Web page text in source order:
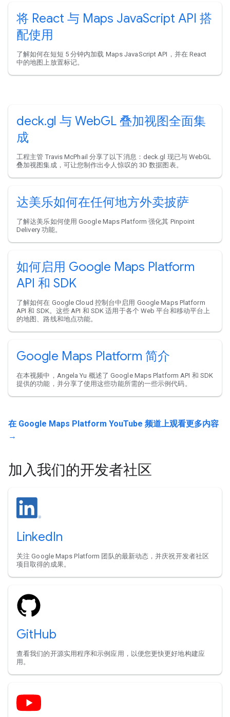
将 React 与 Maps JavaScript API 搭
配使用
了解如何在短短 5 分钟内加载 Maps JavaScript API，并在 React
中的地图上放置标记。
deck.gl 与 WebGL 叠加视图全面集
成
工程主管 Travis McPhail 分享了以下消息：deck.gl 现已与 WebGL
叠加视图集成，可让您制作出令人惊叹的 3D 数据图表。
达美乐如何在任何地方外卖披萨
了解达美乐如何使用 Google Maps Platform 强化其 Pinpoint
Delivery 功能。
如何启用 Google Maps Platform
API 和 SDK
了解如何在 Google Cloud 控制台中启用 Google Maps Platform
API 和 SDK。这些 API 和 SDK 适用于各个 Web 平台和移动平台上
的地图、路线和地点功能。
Google Maps Platform 简介
在本视频中，Angela Yu 概述了 Google Maps Platform API 和 SDK
提供的功能，并分享了使用这些功能所需的一些示例代码。
在 Google Maps Platform YouTube 频道上观看更多内容
→
加入我们的开发者社区
LinkedIn
关注 Google Maps Platform 团队的最新动态，并庆祝开发者社区
项目取得的成果。
GitHub
查看我们的开源实用程序和示例应用，以便您更快更好地构建应
用。